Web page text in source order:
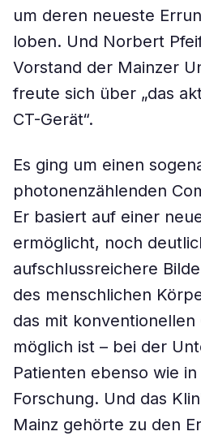
um deren neueste
loben. Und Norbert
Vorstand der Mainzer
freute sich über „das
CT-Gerät“.
Es ging um einen
photonenzählenden
Er basiert auf einer
ermöglicht, noch
aufschlussreichere
des menschlichen
das mit konventionellen
möglich ist – bei der
Patienten ebenso wie
Forschung. Und das
Mainz gehörte zu den